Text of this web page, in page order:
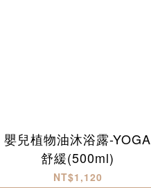
嬰兒植物油沐浴露-YOGA
舒緩(500ml)
NT$1,120